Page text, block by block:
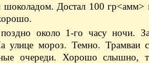
шоколадом. Достал 100 гр<амм>
поздно около 1-го часу ночи.
улице мороз. Темно. Трамваи
очереди. Хорошо слышно,